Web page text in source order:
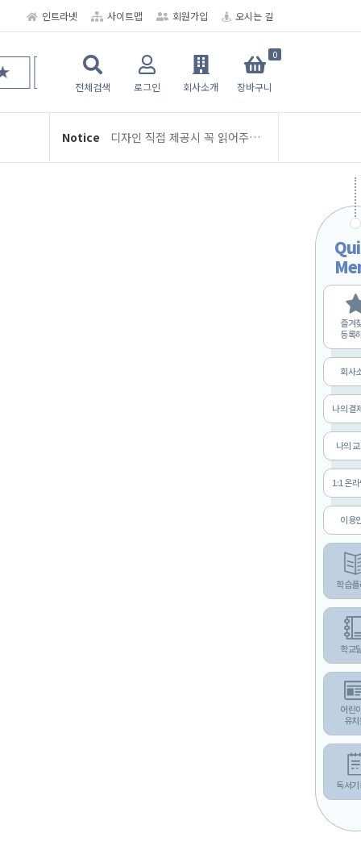
인트라넷 사이트맵 회원가입 오시는 길
★ 6공 다이어리/디자인/인덱스 뉴-스터디플래
전체검색 로그인 회사소개 장바구니
0
Notice
여름휴가 휴무 안내 (8/3 ~ 8/5)
디자인 직접 제공시 꼭 읽어주세요
학교인쇄통 주문 및 제작 관련 안내
즐겨
등록
회사
나의 결
나의
1:1 온
이용
학습
학교
어린
유
독서